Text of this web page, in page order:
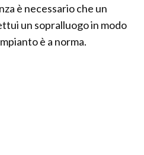
è necessario che un
un sopralluogo in modo
è a norma.